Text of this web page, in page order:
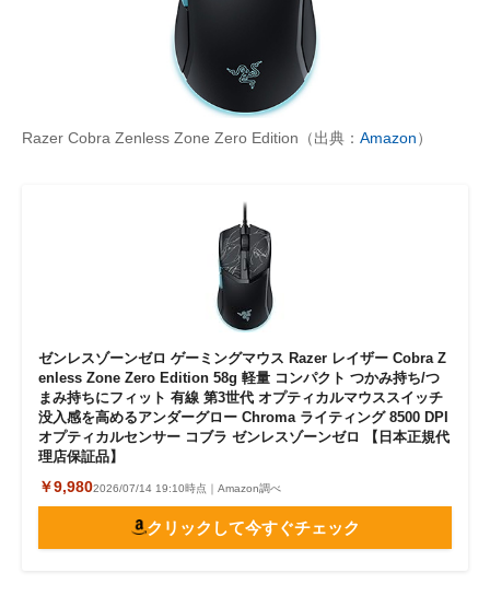
Razer Cobra Zenless Zone Zero Edition（出典： Amazon）
ゼンレスゾーンゼロ ゲーミングマウス Razer レイザー Cobra Z
enless Zone Zero Edition 58g 軽量 コンパクト つかみ持ち/つ
まみ持ちにフィット 有線 第3世代 オプティカルマウススイッチ
没入感を高めるアンダーグロー Chroma ライティング 8500 DPI
オプティカルセンサー コブラ ゼンレスゾーンゼロ 【日本正規代
理店保証品】
￥9,9802026/07/14 19:10時点｜Amazon調べ
クリックして今すぐチェック